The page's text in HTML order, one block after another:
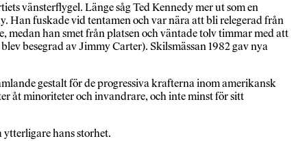
väns­terflygel. Länge såg Ted Kennedy mer ut som en
Han fuskade vid tentamen och var nära att bli relegerad från
han smet från platsen och väntade tolv timmar med att
besegrad av Jimmy Carter). Skilsmässan 1982 gav nya
gestalt för de progressiva krafterna inom amerikansk
åt minoriteter och invandrare, och inte minst för sitt
hans storhet.